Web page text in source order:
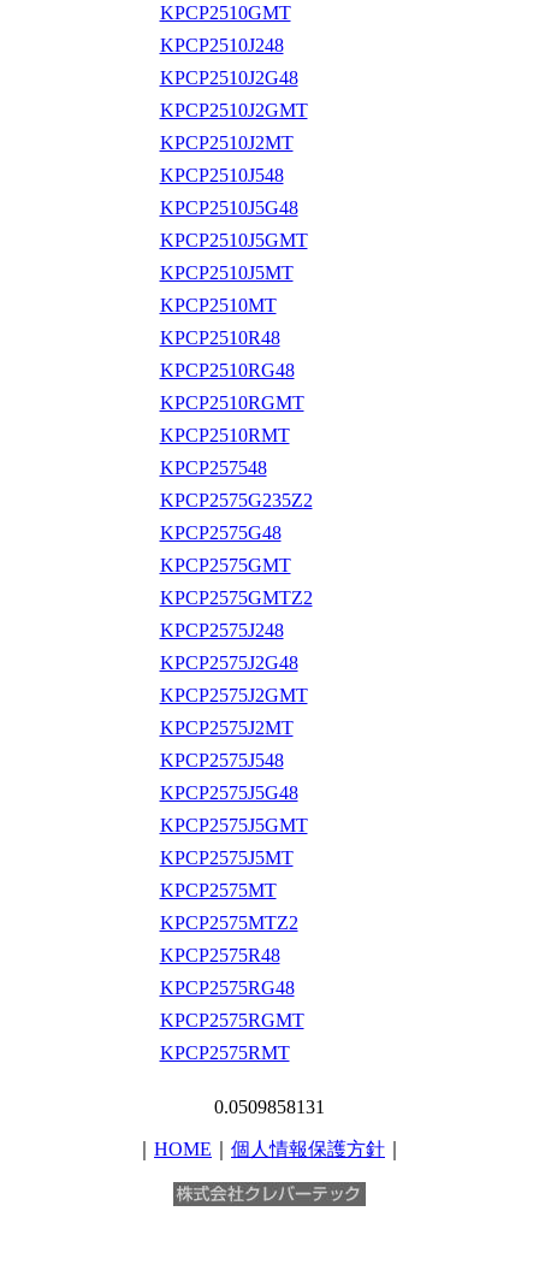
KPCP2510GMT
KPCP2510J248
KPCP2510J2G48
KPCP2510J2GMT
KPCP2510J2MT
KPCP2510J548
KPCP2510J5G48
KPCP2510J5GMT
KPCP2510J5MT
KPCP2510MT
KPCP2510R48
KPCP2510RG48
KPCP2510RGMT
KPCP2510RMT
KPCP257548
KPCP2575G235Z2
KPCP2575G48
KPCP2575GMT
KPCP2575GMTZ2
KPCP2575J248
KPCP2575J2G48
KPCP2575J2GMT
KPCP2575J2MT
KPCP2575J548
KPCP2575J5G48
KPCP2575J5GMT
KPCP2575J5MT
KPCP2575MT
KPCP2575MTZ2
KPCP2575R48
KPCP2575RG48
KPCP2575RGMT
KPCP2575RMT
0.0509858131
HOME 個人情報保護方針